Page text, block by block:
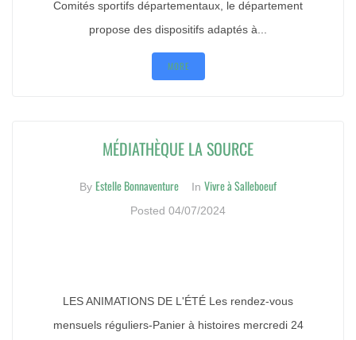
Comités sportifs départementaux, le département
propose des dispositifs adaptés à...
MORE
MÉDIATHÈQUE LA SOURCE
By Estelle Bonnaventure In Vivre à Salleboeuf
Posted 04/07/2024
LES ANIMATIONS DE L'ÉTÉ Les rendez-vous
mensuels réguliers-Panier à histoires mercredi 24